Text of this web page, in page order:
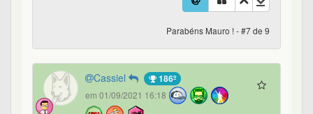
Parabéns Mauro ! - #7 de 9
Cassiel 186º
em 01/09/2021 16:18